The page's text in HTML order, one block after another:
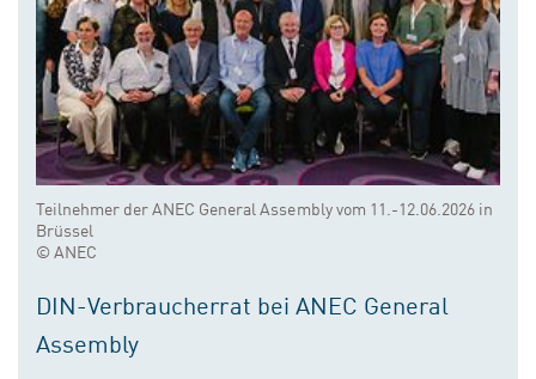
Teilnehmer der ANEC General Assembly vom 11.-12.06.2026 in
Brüssel
© ANEC
DIN-Verbraucherrat bei ANEC General
Assembly